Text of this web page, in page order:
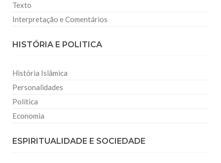
Texto
Interpretação e Comentários
HISTÓRIA E POLITICA
História Islâmica
Personalidades
Política
Economia
ESPIRITUALIDADE E SOCIEDADE